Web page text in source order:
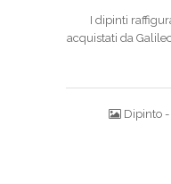
I dipinti
acquistati da
Dipinto